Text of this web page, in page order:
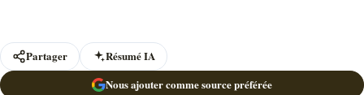
Partager
Résumé IA
Nous ajouter comme source préférée